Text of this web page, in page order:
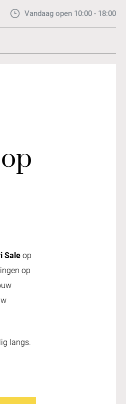
Vandaag open 10:00 - 18:00
Sale op
op
langs.